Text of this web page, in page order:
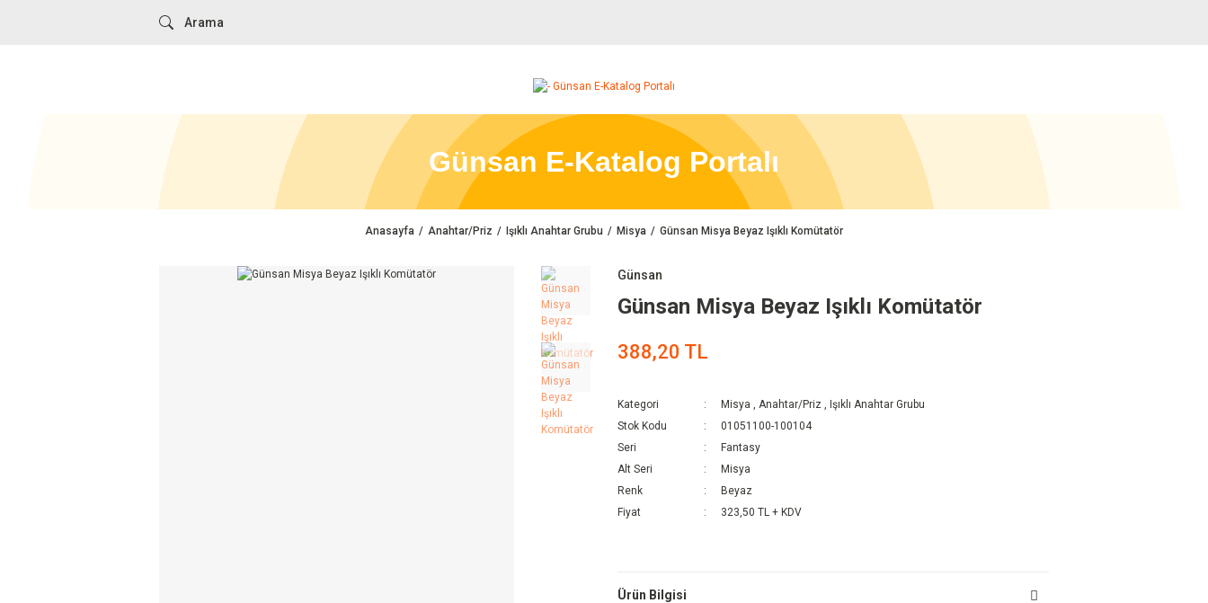
Günsan E-Katalog Portalı
Anasayfa Anahtar/Priz Işıklı Anahtar Grubu Misya Günsan Misya Beyaz Işıklı Komütatör
Günsan
Günsan Misya Beyaz Işıklı Komütatör
388,20 TL
Kategori Misya , Anahtar/Priz , Işıklı Anahtar Grubu
Stok Kodu
01051100-100104
Seri
Fantasy
Alt Seri
Misya
Renk
Beyaz
Fiyat
323,50 TL + KDV
Ürün Bilgisi